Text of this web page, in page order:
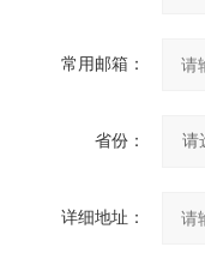
常用邮箱：
省份：
详细地址：